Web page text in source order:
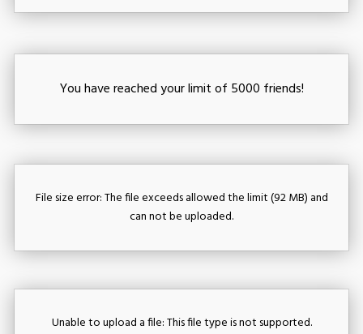
You have reached your limit of 5000 friends!
File size error: The file exceeds allowed the limit (92 MB) and
can not be uploaded.
Unable to upload a file: This file type is not supported.